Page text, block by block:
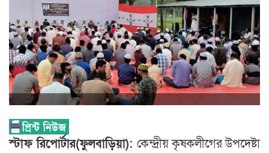
স্টাফ রিপোর্টার(ফুলবাড়িয়া): কেন্দ্রীয় কৃষকলীগের উপদেষ্টা